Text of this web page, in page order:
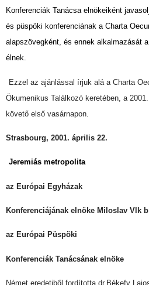
Konferenciák Tanácsa elnökeiként
és püspöki konferenciának a Charta
alapszövegként, és ennek alkalmazását
élnek.
Ezzel az ajánlással írjuk alá a Charta
Ökumenikus Találkozó keretében, a
követő első vasárnapon.
Strasbourg, 2001. április 22.
Jeremiás metropolita
az Európai Egyházak
Konferenciájának elnöke Miloslav Vlk
az Európai Püspöki
Konferenciák Tanácsának elnöke
Német eredetiből fordította dr.Békefy